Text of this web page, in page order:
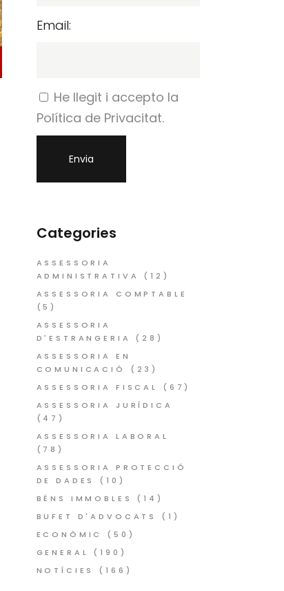
Email:
He llegit i accepto la
Política de Privacitat.
Categories
ASSESSORIA
ADMINISTRATIVA
(12)
ASSESSORIA COMPTABLE
(5)
ASSESSORIA
D'ESTRANGERIA
(28)
ASSESSORIA EN
COMUNICACIÓ
(23)
ASSESSORIA FISCAL
(67)
ASSESSORIA JURÍDICA
(47)
ASSESSORIA LABORAL
(78)
ASSESSORIA PROTECCIÓ
DE DADES
(10)
BÉNS IMMOBLES
(14)
BUFET D'ADVOCATS
(1)
ECONÒMIC
(50)
GENERAL
(190)
NOTÍCIES
(166)